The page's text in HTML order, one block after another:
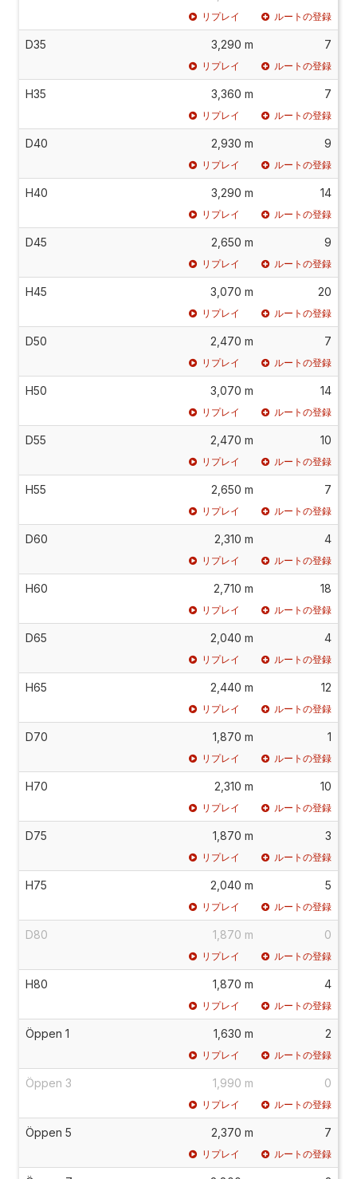
リプレイ ルートの登録
D35 3,290 m 7
リプレイ ルートの登録
H35 3,360 m 7
リプレイ ルートの登録
D40 2,930 m 9
リプレイ ルートの登録
H40 3,290 m 14
リプレイ ルートの登録
D45 2,650 m 9
リプレイ ルートの登録
H45 3,070 m 20
リプレイ ルートの登録
D50 2,470 m 7
リプレイ ルートの登録
H50 3,070 m 14
リプレイ ルートの登録
D55 2,470 m 10
リプレイ ルートの登録
H55 2,650 m 7
リプレイ ルートの登録
D60 2,310 m 4
リプレイ ルートの登録
H60 2,710 m 18
リプレイ ルートの登録
D65 2,040 m 4
リプレイ ルートの登録
H65 2,440 m 12
リプレイ ルートの登録
D70 1,870 m 1
リプレイ ルートの登録
H70 2,310 m 10
リプレイ ルートの登録
D75 1,870 m 3
リプレイ ルートの登録
H75 2,040 m 5
リプレイ ルートの登録
D80 1,870 m 0
リプレイ ルートの登録
H80 1,870 m 4
リプレイ ルートの登録
Öppen 1 1,630 m 2
リプレイ ルートの登録
Öppen 3 1,990 m 0
リプレイ ルートの登録
Öppen 5 2,370 m 7
リプレイ ルートの登録